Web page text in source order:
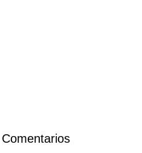
Comentarios